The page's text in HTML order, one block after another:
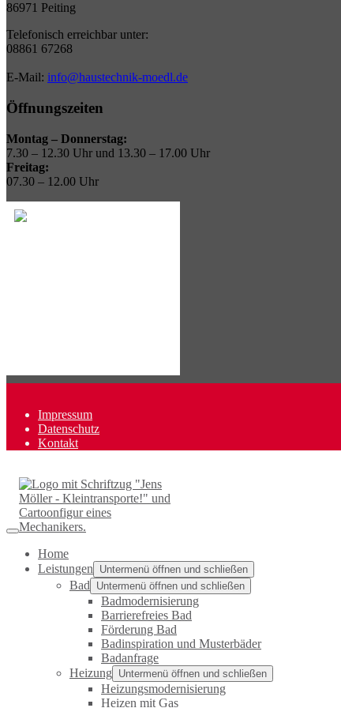
86971 Peiting
Telefonisch erreichbar unter:
08861 67268
E-Mail: info@haustechnik-moedl.de
Öffnungszeiten
Montag – Donnerstag:
7.30 – 12.30 Uhr und 13.30 – 17.00 Uhr
Freitag:
07.30 – 12.00 Uhr
Impressum
Datenschutz
Kontakt
Home
Leistungen
Untermenü öffnen und schließen
Bad Untermenü öffnen und schließen
Badmodernisierung
Barrierefreies Bad
Förderung Bad
Badinspiration und Musterbäder
Badanfrage
Heizung Untermenü öffnen und schließen
Heizungsmodernisierung
Heizen mit Gas